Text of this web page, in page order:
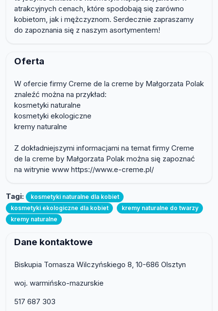
atrakcyjnych cenach, które spodobają się zarówno
kobietom, jak i mężczyznom. Serdecznie zapraszamy
do zapoznania się z naszym asortymentem!
Oferta
W ofercie firmy Creme de la creme by Małgorzata Polak
znaleźć można na przykład:
kosmetyki naturalne
kosmetyki ekologiczne
kremy naturalne
Z dokładniejszymi informacjami na temat firmy Creme
de la creme by Małgorzata Polak można się zapoznać
na witrynie www https://www.e-creme.pl/
Tagi:
kosmetyki naturalne dla kobiet
kosmetyki ekologiczne dla kobiet
kremy naturalne do twarzy
kremy naturalne
Dane kontaktowe
Biskupia Tomasza Wilczyńskiego 8, 10-686 Olsztyn
woj. warmińsko-mazurskie
517 687 303